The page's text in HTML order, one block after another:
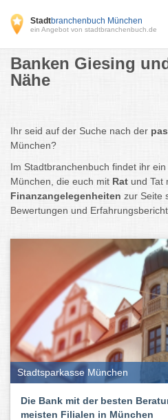
Stadtbranchenbuch München
ein Angebot von stadtbranchenbuch.de
Banken Giesing
Nähe
Ihr seid auf der Suche nach der
München?
Im Stadtbranchenbuch findet ihr
München, die euch mit Rat und Tat
Finanzangelegenheiten zur Seite
Bewertungen und
Stadtsparkasse München
Die Bank mit der besten
meisten Filialen in München